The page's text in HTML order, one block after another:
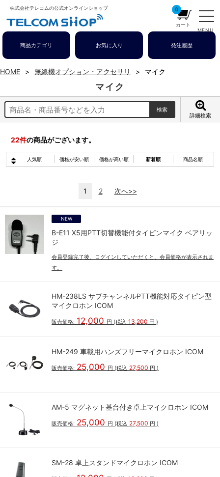
株式会社テレコムの公式オンラインショップ
MENU
0
カート
商品カテゴリ お気に入り 発注履歴
HOME 無線機オプション・アクセサリ マイク
マイク
詳細検索
22件の商品がございます。
人気順 価格が安い順 価格が高い順 新着順 商品名順
1 2 次へ>>
NEW
B-E11 X5用PTT切替機能付タイピンマイク ベアリッ
ジ
会員登録完了後、ログインしていただくと、会員価格が表示されま
す。
HM-238LS サブチャンネルPTT機能対応タイピン型
マイクロホン ICOM
販売価格: 12,000 円 (税込 13,200 円 )
HM-249 車載用ハンズフリーマイクロホン ICOM
販売価格: 25,000 円 (税込 27,500 円 )
AM-5 マグネット基台付き卓上マイクロホン ICOM
販売価格: 25,000 円 (税込 27,500 円 )
SM-28 卓上スタンドマイクロホン ICOM